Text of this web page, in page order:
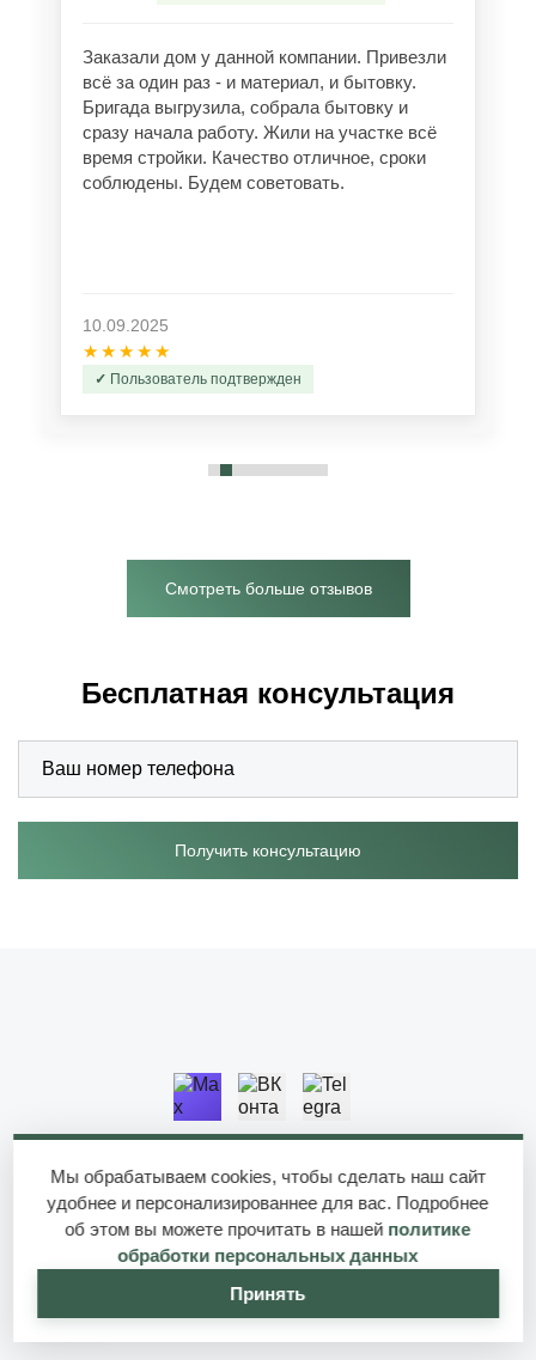
Заказали дом у данной компании. Привезли
всё за один раз - и материал, и бытовку.
Бригада выгрузила, собрала бытовку и
сразу начала работу. Жили на участке всё
время стройки. Качество отличное, сроки
соблюдены. Будем советовать.
10.09.2025
★★★★★
Пользователь подтвержден
Смотреть больше отзывов
Бесплатная консультация
Получить консультацию
skdacharu@yandex.ru
Заказать звонок
Мы обрабатываем cookies, чтобы сделать наш сайт
удобнее и персонализированнее для вас. Подробнее
об этом вы можете прочитать в нашей политике
обработки персональных данных
Принять